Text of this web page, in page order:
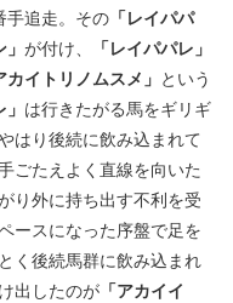
手追走。その 「レイパパ
が付け、
「レイパパレ」
カイトリノムスメ」 という
は行きたがる馬をギリギ
はり後続に飲み込まれて
ごたえよく直線を向いた
り外に持ち出す不利を受
ースになった序盤で足を
く後続馬群に飲み込まれ
出したのが 「アカイイ